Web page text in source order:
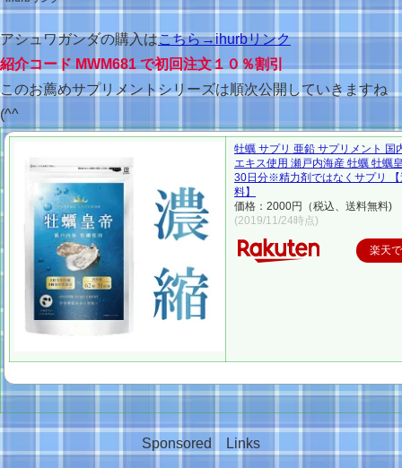
アシュワガンダの購入はこちら→ihurbリンク
紹介コード MWM681 で初回注文１０％割引
このお薦めサプリメントシリーズは順次公開していきますね
(^^ゞ
牡蠣 サプリ 亜鉛 サプリメント 国
エキス使用 瀬戸内海産 牡蠣 牡蠣
30日分※精力剤ではなくサプリ 【
料】
価格：2000円（税込、送料無料)
(2019/11/24時点)
楽天
Sponsored Links